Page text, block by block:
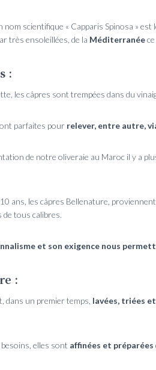
nom scientifique « Capparis Spinosa » est
très ensoleillées, de la Méditerranée
:
les câpres sont trempées dans du
parfaites pour relever, entre autre,
de notre oliveraie au Maroc il y a
ans, les câpres Bellenature,
de tous calibres.
et son exigence nous
:
dans un premier temps, lavées, triées
elles sont affinées et préparées